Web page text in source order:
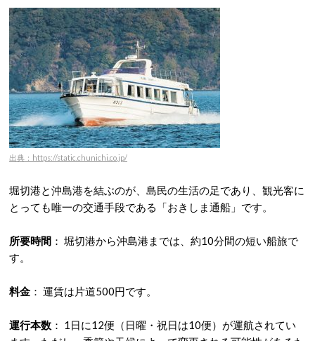
出典：https://static.chunichi.co.jp/
堀切港と沖島港を結ぶのが、島民の生活の足であり、観光客に
とっても唯一の交通手段である「おきしま通船」です。
所要時間 ： 堀切港から沖島港までは、約10分間の短い船旅で
す。
料金 ： 運賃は片道500円です。
運行本数 ： 1日に12便（日曜・祝日は10便）が運航されてい